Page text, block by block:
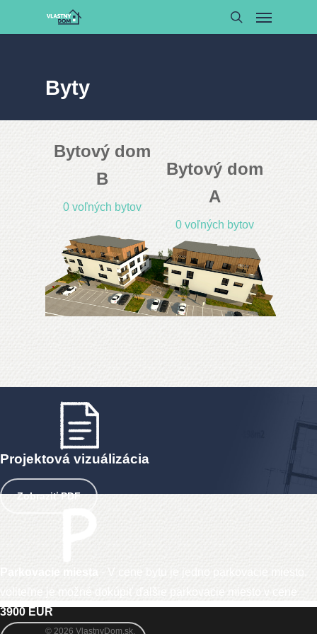
Byty
Bytový dom
B
0 voľných bytov
Bytový dom
A
0 voľných bytov
Projektová vizuálizácia
Zobraziť PDF
Parkovacie miesta
- V cene bytu je jedno parkovacie miesto,
voliteľne je možné dokúpiť ďalšie parkovacie miesto v cene
3900 EUR
© 2026 VlastnyDom.sk.